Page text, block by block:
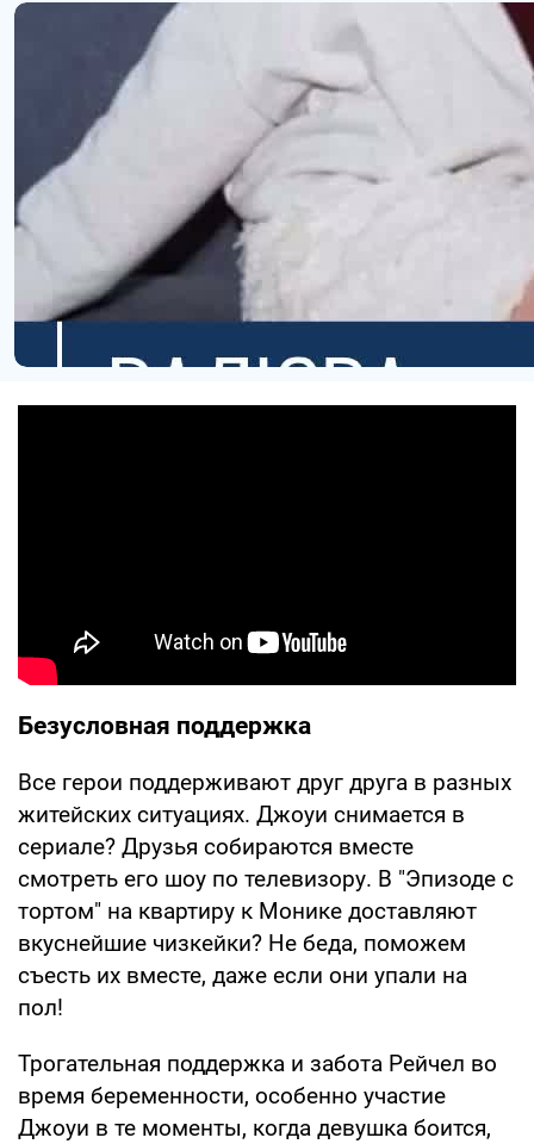
Безусловная поддержка
Все герои поддерживают друг друга в разных
житейских ситуациях. Джоуи снимается в
сериале? Друзья собираются вместе
смотреть его шоу по телевизору. В "Эпизоде с
тортом" на квартиру к Монике доставляют
вкуснейшие чизкейки? Не беда, поможем
съесть их вместе, даже если они упали на
пол!
Трогательная поддержка и забота Рейчел во
время беременности, особенно участие
Джоуи в те моменты, когда девушка боится,